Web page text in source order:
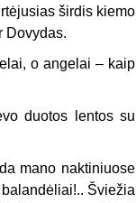
širdis kiemo
Dovydas.
o angelai – kaip
duotos lentos su
mano naktiniuose
Šviežia